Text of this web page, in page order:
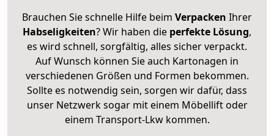
Brauchen Sie schnelle Hilfe beim Verpacken Ihrer
Habseligkeiten? Wir haben die perfekte Lösung,
es wird schnell, sorgfältig, alles sicher verpackt.
Auf Wunsch können Sie auch Kartonagen in
verschiedenen Größen und Formen bekommen.
Sollte es notwendig sein, sorgen wir dafür, dass
unser Netzwerk sogar mit einem Möbellift oder
einem Transport-Lkw kommen.